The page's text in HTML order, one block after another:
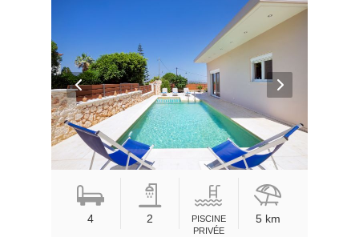
4 2
PISCINE
PRIVÉE
5 km